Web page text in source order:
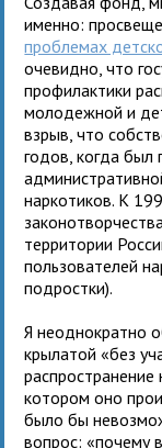
именно:
проблемах
очевидно, что
профилактики
молодежной и
взрыв, что
годов, когда был
наркотиков. К
территории
пользователей
подростки).
Я неоднократно
крылатой «без
котором оно
было бы
вопрос: «почему